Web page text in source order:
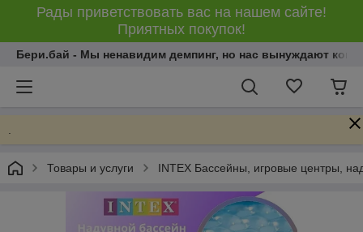
Рады приветствовать вас на нашем сайте!
Приятных покупок!
Бери.бай - Мы ненавидим демпинг, но нас вынуждают
Товары и услуги INTEX Бассейны, игровые центры,